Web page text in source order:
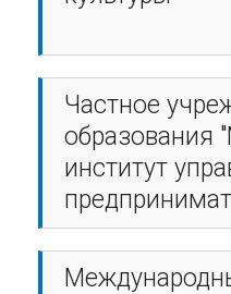
Частное
образования
институт